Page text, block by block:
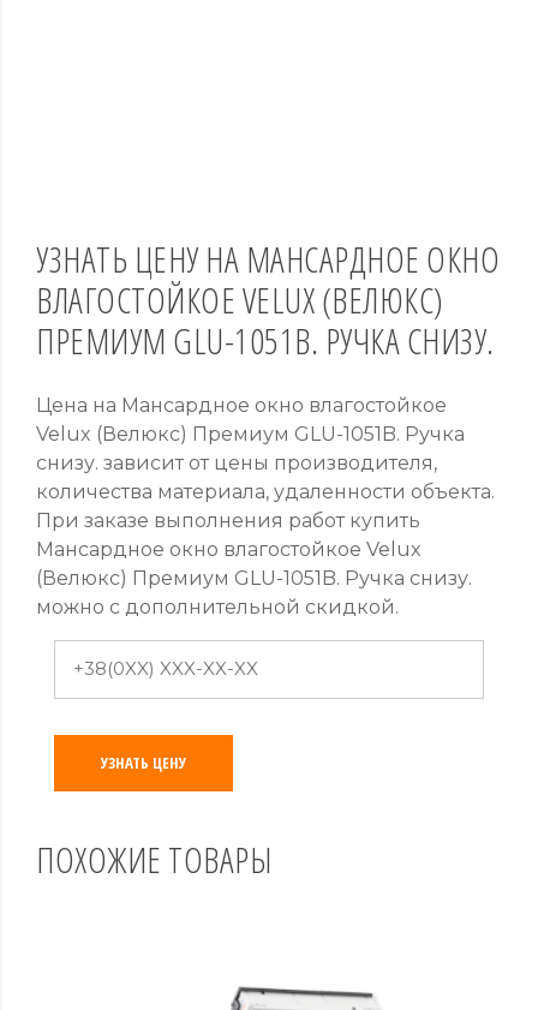
УЗНАТЬ ЦЕНУ НА МАНСАРДНОЕ ОКНО
ВЛАГОСТОЙКОЕ VELUX (ВЕЛЮКС)
ПРЕМИУМ GLU-1051B. РУЧКА СНИЗУ.
Цена на Мансардное окно влагостойкое
Velux (Велюкс) Премиум GLU-1051B. Ручка
снизу. зависит от цены производителя,
количества материала, удаленности объекта.
При заказе выполнения работ купить
Мансардное окно влагостойкое Velux
(Велюкс) Премиум GLU-1051B. Ручка снизу.
можно с дополнительной скидкой.
УЗНАТЬ ЦЕНУ
ПОХОЖИЕ ТОВАРЫ